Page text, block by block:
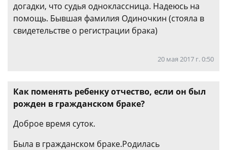
догадки, что судья одноклассница. Надеюсь на
помощь. Бывшая фамилия Одиночкин (стояла в
свидетельстве о регистрации брака)
20 мая 2017 г. 0:50
Как поменять ребенку отчество, если он был
рожден в гражданском браке?
Доброе время суток.
Была в гражданском браке.Родилась